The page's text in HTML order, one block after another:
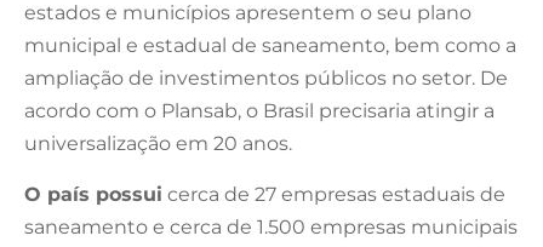
estados e municípios apresentem o seu plano
municipal e estadual de saneamento, bem como a
ampliação de investimentos públicos no setor. De
acordo com o Plansab, o Brasil precisaria atingir a
universalização em 20 anos.
O país possui cerca de 27 empresas estaduais de
saneamento e cerca de 1.500 empresas municipais